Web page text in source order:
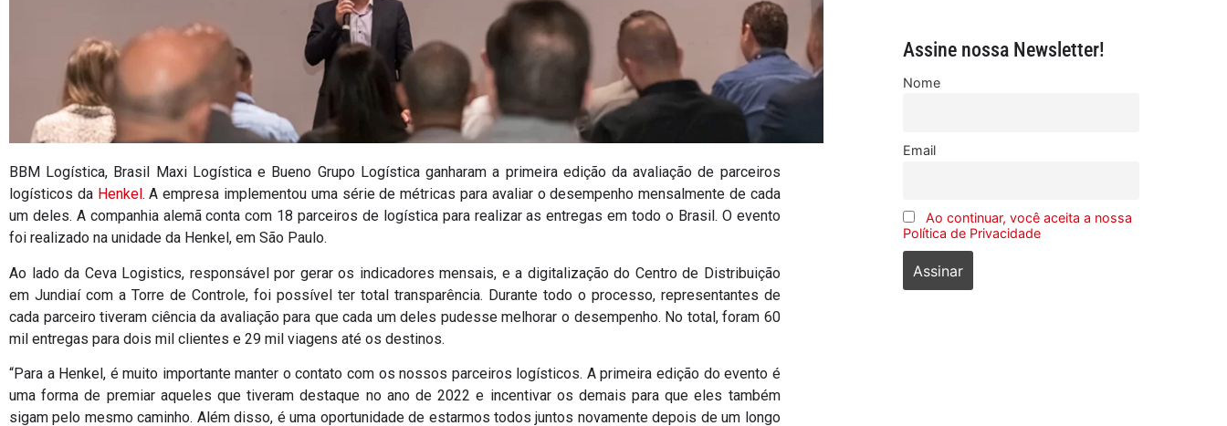
BBM Logística, Brasil Maxi Logística e Bueno Grupo Logística ganharam a primeira edição da avaliação de parceiros
logísticos da Henkel . A empresa implementou uma série de métricas para avaliar o desempenho mensalmente de cada
um deles. A companhia alemã conta com 18 parceiros de logística para realizar as entregas em todo o Brasil. O evento
foi realizado na unidade da Henkel, em São Paulo.
Ao lado da Ceva Logistics, responsável por gerar os indicadores mensais, e a digitalização do Centro de Distribuição
em Jundiaí com a Torre de Controle, foi possível ter total transparência. Durante todo o processo, representantes de
cada parceiro tiveram ciência da avaliação para que cada um deles pudesse melhorar o desempenho. No total, foram 60
mil entregas para dois mil clientes e 29 mil viagens até os destinos.
“Para a Henkel, é muito importante manter o contato com os nossos parceiros logísticos. A primeira edição do evento é
uma forma de premiar aqueles que tiveram destaque no ano de 2022 e incentivar os demais para que eles também
sigam pelo mesmo caminho. Além disso, é uma oportunidade de estarmos todos juntos novamente depois de um longo
Assine nossa Newsletter!
Nome
Email
Ao continuar, você aceita a nossa
Política de Privacidade